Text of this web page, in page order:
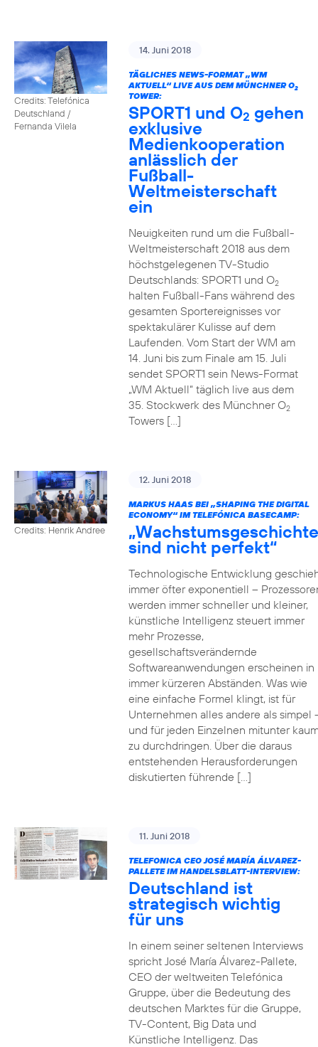
Credits: Telefónica
Deutschland /
Fernanda Vilela
14. Juni 2018
TÄGLICHES NEWS-FORMAT „WM
AKTUELL“ LIVE AUS DEM MÜNCHNER O2
TOWER:
SPORT1 und O2 gehen
exklusive
Medienkooperation
anlässlich der
Fußball-
Weltmeisterschaft
ein
Neuigkeiten rund um die Fußball-
Weltmeisterschaft 2018 aus dem
höchstgelegenen TV-Studio
Deutschlands: SPORT1 und O2
halten Fußball-Fans während des
gesamten Sportereignisses vor
spektakulärer Kulisse auf dem
Laufenden. Vom Start der WM am
14. Juni bis zum Finale am 15. Juli
sendet SPORT1 sein News-Format
„WM Aktuell“ täglich live aus dem
35. Stockwerk des Münchner O2
Towers […]
Credits: Henrik Andree
12. Juni 2018
MARKUS HAAS BEI „SHAPING THE DIGITAL
ECONOMY“ IM TELEFÓNICA BASECAMP:
sind nicht perfekt“
Technologische Entwicklung
immer öfter exponentiell –
werden immer schneller und kleiner,
künstliche Intelligenz steuert immer
mehr Prozesse,
gesellschaftsverändernde
Softwareanwendungen erscheinen in
immer kürzeren Abständen. Was wie
eine einfache Formel klingt, ist für
Unternehmen alles andere als simpel
und für jeden Einzelnen mitunter
zu durchdringen. Über die daraus
entstehenden Herausforderungen
diskutierten führende […]
11. Juni 2018
TELEFONICA CEO JOSÉ MARÍA ÁLVAREZ-
PALLETE IM HANDELSBLATT-INTERVIEW:
Deutschland ist
strategisch wichtig
für uns
In einem seiner seltenen Interviews
spricht José María Álvarez-Pallete,
CEO der weltweiten Telefónica
Gruppe, über die Bedeutung des
deutschen Marktes für die Gruppe,
TV-Content, Big Data und
Künstliche Intelligenz. Das